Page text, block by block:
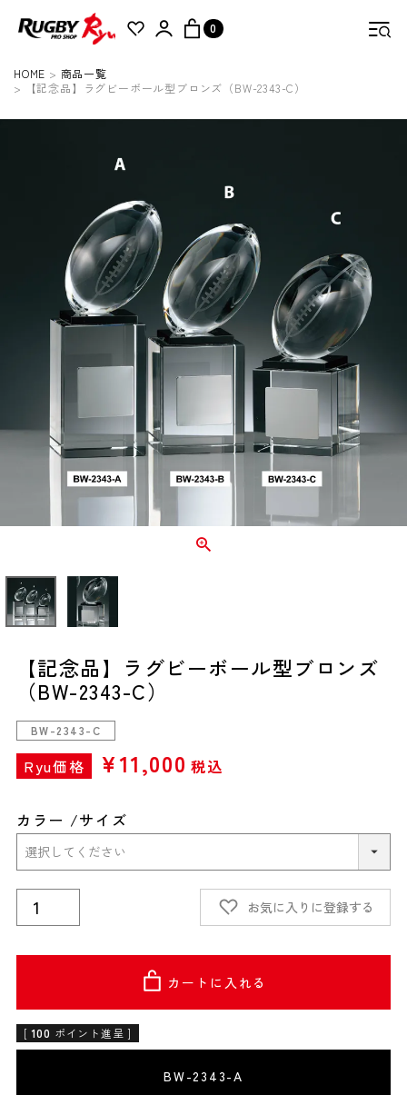
0
HOME
商品一覧
【記念品】ラグビーボール型ブロンズ（BW-2343-C）
【記念品】ラグビーボール型ブロンズ
（BW-2343-C）
BW-2343-C
Ryu価格 ¥11,000 税込
カラー サイズ
お気に入りに登録する
カートに入れる
[ 100 ポイント進呈 ]
BW-2343-A